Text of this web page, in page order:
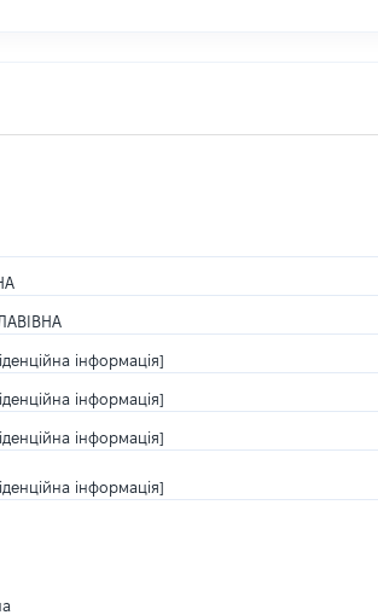
інформація]
інформація]
інформація]
інформація]